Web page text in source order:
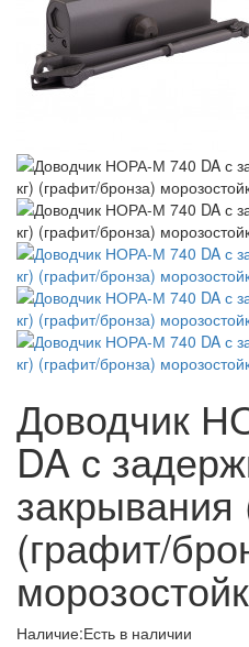
Доводчик
DA с
закрывания
(графит/
Наличие:Есть в наличии